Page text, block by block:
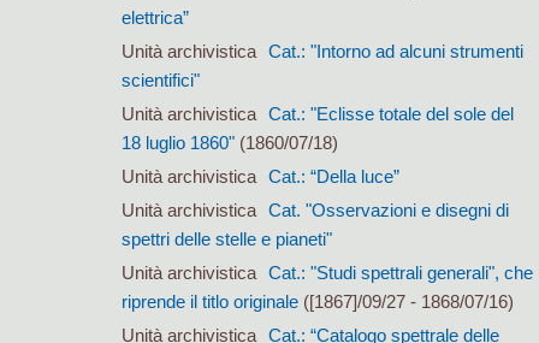
elettrica”
Unità archivistica Cat.: "Intorno ad alcuni strumenti
scientifici"
Unità archivistica Cat.: "Eclisse totale del sole del
18 luglio 1860"(1860/07/18)
Unità archivistica Cat.: “Della luce”
Unità archivistica Cat. "Osservazioni e disegni di
spettri delle stelle e pianeti"
Unità archivistica Cat.: "Studi spettrali generali", che
riprende il titlo originale([1867]/09/27 - 1868/07/16)
Unità archivistica Cat.: “Catalogo spettrale delle